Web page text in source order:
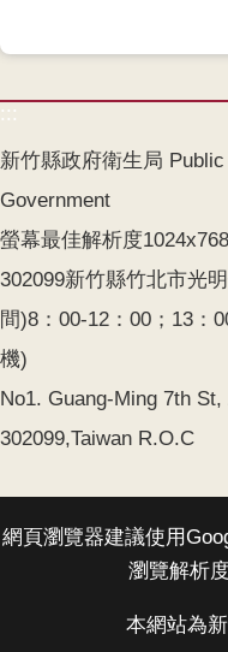
兒
塗
氟
M
痘
醫
材
首
頁
:::
新竹縣政府衛生局
Government
螢幕最佳解析度
302099新竹縣竹北市光
間)8：00-12：00；13：
機)
No1. Guang-Ming 7th
302099,Taiwan R.O.C
網頁瀏覽器建議使用
瀏覽解析
本網站為